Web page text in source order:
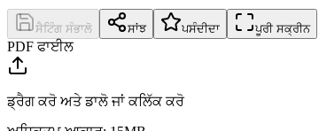
ਸੈਟਿੰਗ ਸੰਭਾਲੋ ਸਾਂਝ ਪਸੰਦੀਦਾ ਪੂਰੀ ਸਕ੍ਰੀਨ
PDF ਫਾਈਲ
ਡ੍ਰੈਗ ਕਰੋ ਅਤੇ ਡਾਲੋ ਜਾਂ ਕਲਿੱਕ ਕਰੋ